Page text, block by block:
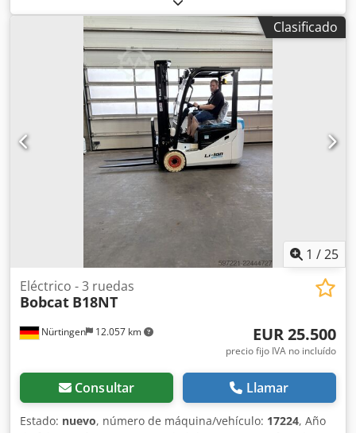
de carga:600 mm, tipo de combustible:diésel, tipo de
triple, altura de construcción:3.030 mm, longitud
de la horquilla:2.400 mm, tamaño del neumático
12.00-20 100%, tamaño del neumático trasero:
12.00-20 100%, peso total:19.300 kg, Equipamiento:
, 5218640 Cedpszp T Ausfx Alyorf Número de serie:
FDC0H-5107-00494
Clasificado
1 /25
Nürtingen 12.057 km
Eléctrico - 3 ruedas
Bobcat B18NT
EUR 25.500
precio fijo IVA no incluído
Consultar Llamar
Estado: nuevo, número de máquina/vehículo: 17224, Año